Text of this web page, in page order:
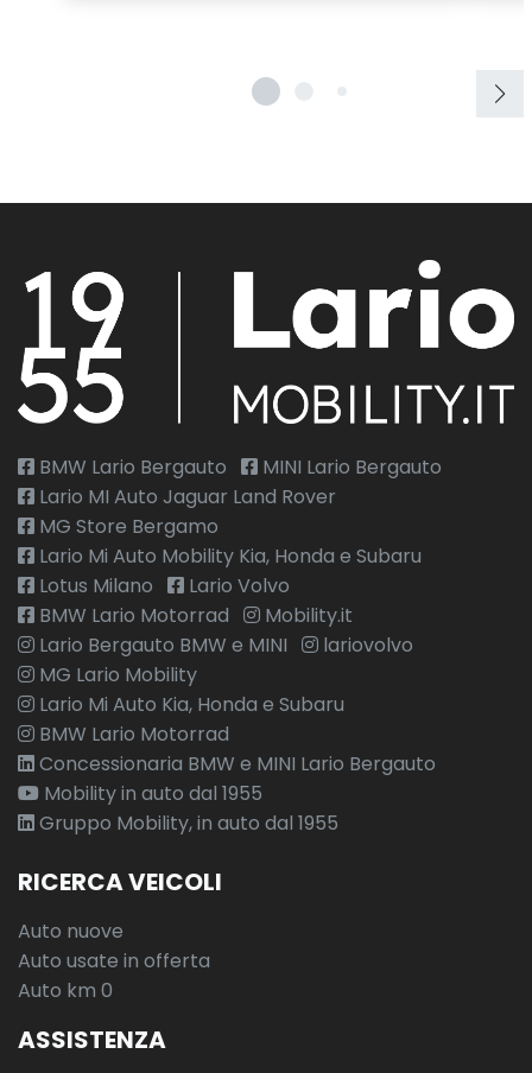
Volante multifunzionale
Volante regolabile
BMW Lario Bergauto
MINI Lario Bergauto
Lario MI Auto Jaguar Land Rover
MG Store Bergamo
Lario Mi Auto Mobility Kia, Honda e Subaru
Lotus Milano
Lario Volvo
BMW Lario Motorrad
Mobility.it
Lario Bergauto BMW e MINI
lariovolvo
MG Lario Mobility
Lario Mi Auto Kia, Honda e Subaru
BMW Lario Motorrad
Concessionaria BMW e MINI Lario Bergauto
Mobility in auto dal 1955
Gruppo Mobility, in auto dal 1955
RICERCA VEICOLI
Auto nuove
Auto usate in offerta
Auto km 0
ASSISTENZA